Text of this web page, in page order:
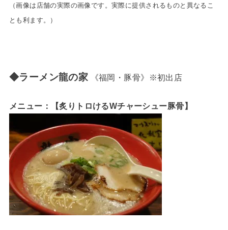
（画像は店舗の実際の画像です。実際に提供されるものと異なるこ
とも利ます。）
◆ラーメン龍の家 《福岡・豚骨》※初出店
メニュー：【炙りトロけるWチャーシュー豚骨】